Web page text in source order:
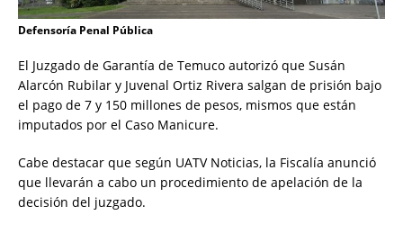
Defensoría Penal Pública
El Juzgado de Garantía de Temuco autorizó que Susán
Alarcón Rubilar y Juvenal Ortiz Rivera salgan de prisión bajo
el pago de 7 y 150 millones de pesos, mismos que están
imputados por el Caso Manicure.
Cabe destacar que según UATV Noticias, la Fiscalía anunció
que llevarán a cabo un procedimiento de apelación de la
decisión del juzgado.